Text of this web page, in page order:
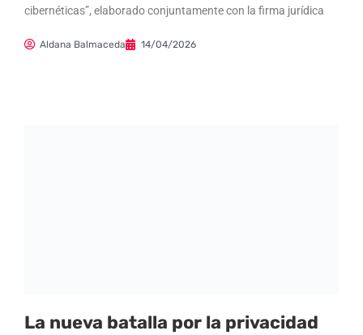
cibernéticas”, elaborado conjuntamente con la firma jurídica
Aldana Balmaceda 14/04/2026
La nueva batalla por la privacidad